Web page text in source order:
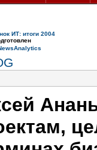
ИТ: итоги 2004